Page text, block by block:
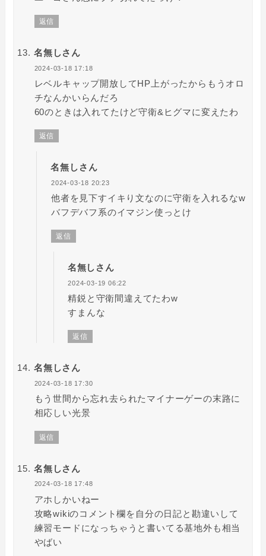
返信
名無しさん
2024-03-18 17:18
レベルキャップ開放してHP上がったからもうオロ
チなんかいらんだろ
60のときは入れてたけど守衛&ヒグマに変えたわ
返信
名無しさん
2024-03-18 20:23
他者を見下すイキり文なのに守衛を入れるなw
バフデバフ系のイマジン使っとけ
返信
名無しさん
2024-03-19 06:22
精鋭と守衛間違えてたわw
すまんな
返信
名無しさん
2024-03-18 17:30
もう世間から忘れ去られたマイナーゲーの末路に
相応しい光景
返信
名無しさん
2024-03-18 17:48
アホしかいねー
攻略wikiのコメント欄を自分の日記と勘違いして
練習モードになっちゃうと書いてる基地外も相当
やばい